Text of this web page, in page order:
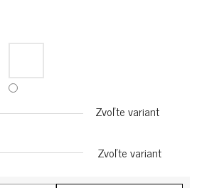
Zvoľte variant
Zvoľte variant